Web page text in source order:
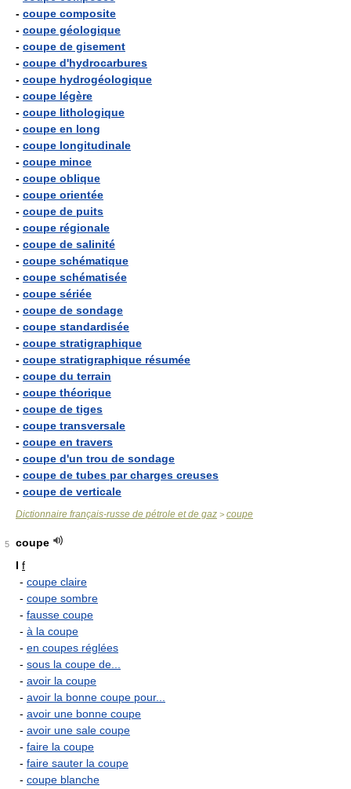
- coupe composite
- coupe géologique
- coupe de gisement
- coupe d'hydrocarbures
- coupe hydrogéologique
- coupe légère
- coupe lithologique
- coupe en long
- coupe longitudinale
- coupe mince
- coupe oblique
- coupe orientée
- coupe de puits
- coupe régionale
- coupe de salinité
- coupe schématique
- coupe schématisée
- coupe sériée
- coupe de sondage
- coupe standardisée
- coupe stratigraphique
- coupe stratigraphique résumée
- coupe du terrain
- coupe théorique
- coupe de tiges
- coupe transversale
- coupe en travers
- coupe d'un trou de sondage
- coupe de tubes par charges creuses
- coupe de verticale
Dictionnaire français-russe de pétrole et de gaz > coupe
5
coupe
I f
- coupe claire
- coupe sombre
- fausse coupe
- à la coupe
- en coupes réglées
- sous la coupe de...
- avoir la coupe
- avoir la bonne coupe pour...
- avoir une bonne coupe
- avoir une sale coupe
- faire la coupe
- faire sauter la coupe
- coupe blanche